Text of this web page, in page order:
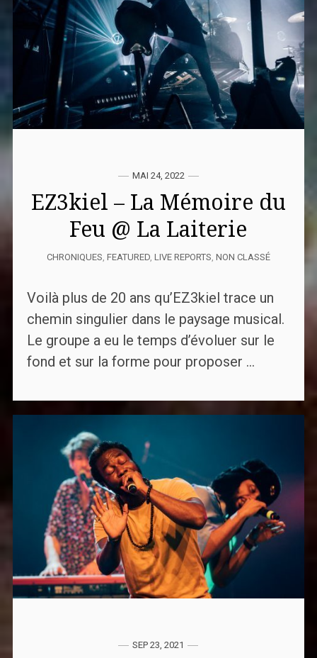
MAI 24, 2022
EZ3kiel – La Mémoire du
Feu @ La Laiterie
CHRONIQUES, FEATURED, LIVE REPORTS, NON CLASSÉ
Voilà plus de 20 ans qu’EZ3kiel trace un
chemin singulier dans le paysage musical.
Le groupe a eu le temps d’évoluer sur le
fond et sur la forme pour proposer ...
SEP 23, 2021